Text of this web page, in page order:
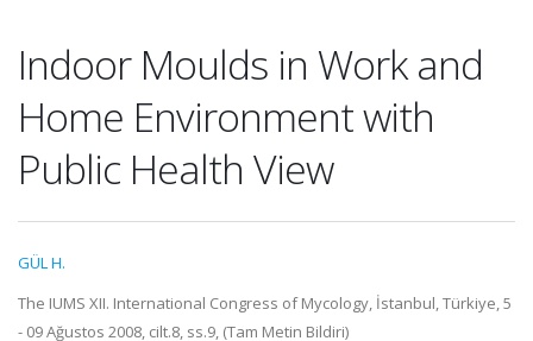
Indoor Moulds in Work and
Home Environment with
Public Health View
GÜL H.
The IUMS XII. International Congress of Mycology, İstanbul, Türkiye, 5
- 09 Ağustos 2008, cilt.8, ss.9, (Tam Metin Bildiri)